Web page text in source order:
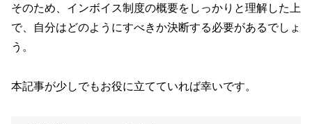
そのため、インボイス制度の概要をしっかりと理解した上
で、自分はどのようにすべきか決断する必要があるでしょ
う。
本記事が少しでもお役に立てていれば幸いです。